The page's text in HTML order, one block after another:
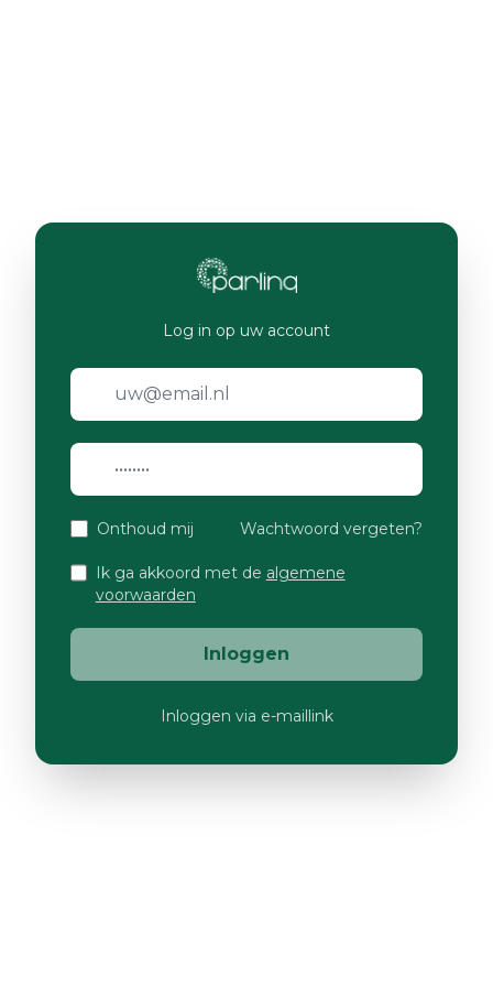
Log in op uw account
Onthoud mij Wachtwoord vergeten?
Ik ga akkoord met de algemene
voorwaarden
Inloggen
Inloggen via e-maillink